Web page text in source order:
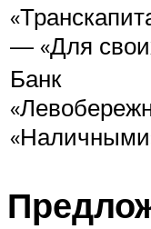
— «Для
Банк